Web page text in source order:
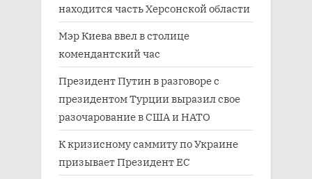
находится часть Херсонской области
Мэр Киева ввел в столице
комендантский час
Президент Путин в разговоре с
президентом Турции выразил свое
разочарование в США и НАТО
К кризисному саммиту по Украине
призывает Президент ЕС